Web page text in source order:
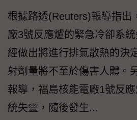
根據路透(Reuters)報導指出
廠3號反應爐的緊急冷卻系
經做出將進行排氣散熱的決
射劑量將不至於傷害人體。
報導，福島核能電廠1號反
統失靈，隨後發生...